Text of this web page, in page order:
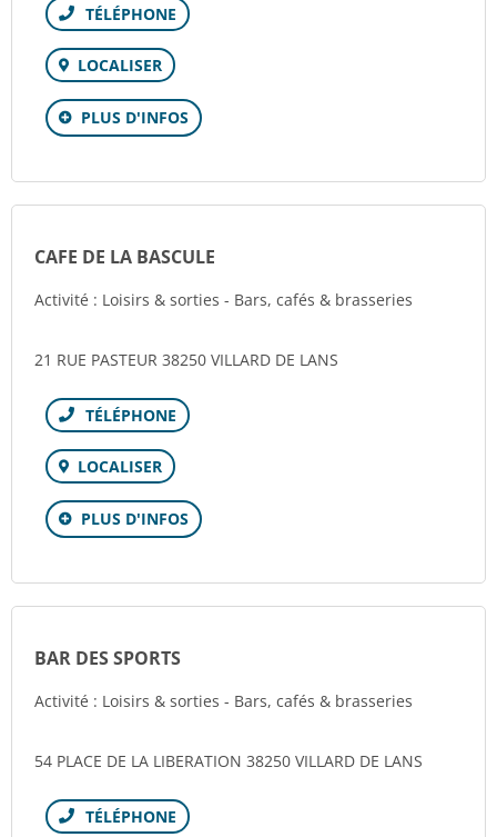
Téléphone
LOCALISER
PLUS D'INFOS
CAFE DE LA BASCULE
Activité : Loisirs & sorties - Bars, cafés & brasseries
21 RUE PASTEUR 38250 VILLARD DE LANS
Téléphone
LOCALISER
PLUS D'INFOS
BAR DES SPORTS
Activité : Loisirs & sorties - Bars, cafés & brasseries
54 PLACE DE LA LIBERATION 38250 VILLARD DE LANS
Téléphone